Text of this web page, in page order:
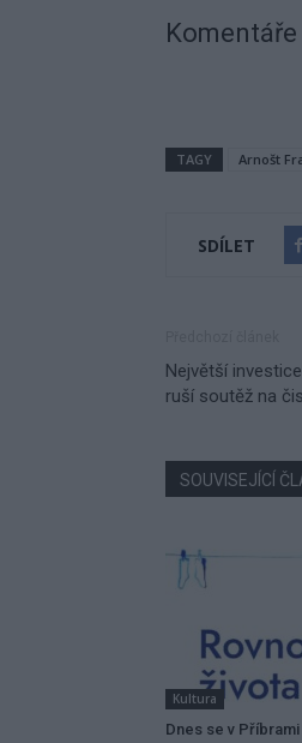
Komentáře
TAGY Arnošt
SDÍLET
Největší
ruší soutěž na
SOUVISEJÍCÍ
Kultura
Dnes se v